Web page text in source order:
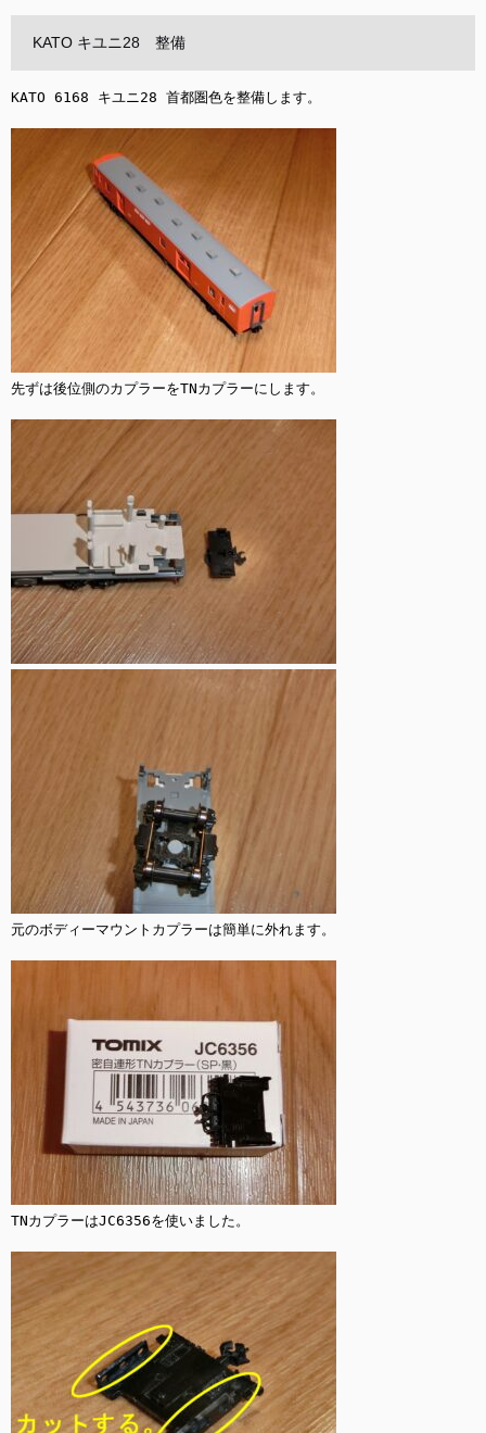
KATO キユニ28 整備
KATO 6168 キユニ28 首都圏色を整備します。
先ずは後位側のカプラーをTNカプラーにします。
元のボディーマウントカプラーは簡単に外れます。
TNカプラーはJC6356を使いました。